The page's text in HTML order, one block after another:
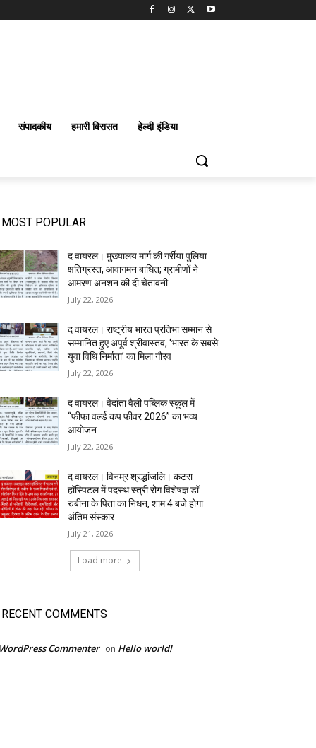
संपादकीय हमारी विरासत हेल्दी इंडिया
MOST POPULAR
द वायरल। मुख्यालय मार्ग की गर्रीया पुलिया
क्षतिग्रस्त, आवागमन बाधित; ग्रामीणों ने
आमरण अनशन की दी चेतावनी
July 22, 2026
द वायरल। राष्ट्रीय भारत प्रतिभा सम्मान से
सम्मानित हुए अपूर्व श्रीवास्तव, ‘भारत के सबसे
युवा विधि निर्माता’ का मिला गौरव
July 22, 2026
द वायरल। वेदांता वैली पब्लिक स्कूल में
“फीफा वर्ल्ड कप फीवर 2026” का भव्य
आयोजन
July 22, 2026
द वायरल। विनम्र श्रद्धांजलि। कटरा
हॉस्पिटल में पदस्थ स्त्री रोग विशेषज्ञ डॉ.
रुबीना के पिता का निधन, शाम 4 बजे होगा
अंतिम संस्कार
July 21, 2026
Load more
RECENT COMMENTS
Commenter on Hello world!